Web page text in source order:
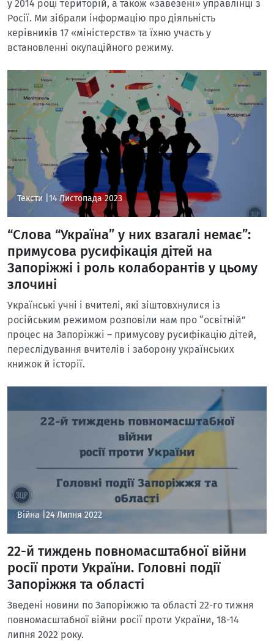
у 2014 році територій, а також «завезені» управлінці з
Росії. Ми зібрали інформацію про діяльність
керівників 17 «міністерств» та їхню участь у
встановленні окупаційного режиму.
Тексти | 14 Листопада 2023
“Слова “Україна” у них взагалі немає”:
примусова русифікація дітей на
Запоріжжі і роль колаборантів у цьому
злочині
Українські учні і вчителі, які зіштовхнулися із
російським режимом розповіли нам про “освітній”
процес на Запоріжжі – примусову русифікацію дітей,
переслідування вчителів і заборону українських
книжок й історії.
Війна | 24 Липня 2022
22-й тиждень повномасштабної війни
росії проти України. Головні події
Запоріжжя та області
Зведені новини по Запоріжжю та області 22-го тижня
повномасштабної війни росії проти України, 18-14
липня 2022 року.